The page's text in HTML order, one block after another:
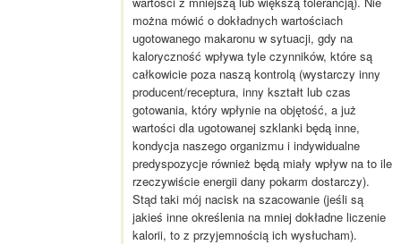
można mówić o dokładnych wartościach
ugotowanego makaronu w sytuacji, gdy na
kaloryczność wpływa tyle czynników, które są
całkowicie poza naszą kontrolą (wystarczy inny
producent/receptura, inny kształt lub czas
gotowania, który wpłynie na objętość, a już
wartości dla ugotowanej szklanki będą inne,
kondycja naszego organizmu i indywidualne
predyspozycje również będą miały wpływ na to ile
rzeczywiście energii dany pokarm dostarczy).
Stąd taki mój nacisk na szacowanie (jeśli są
jakieś inne określenia na mniej dokładne liczenie
kalorii, to z przyjemnością ich wysłucham).